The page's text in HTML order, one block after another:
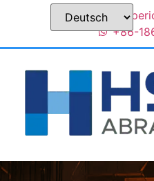
+86-